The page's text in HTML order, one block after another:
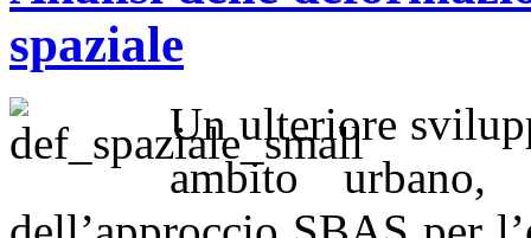
spaziale
Un ulteriore
ambito